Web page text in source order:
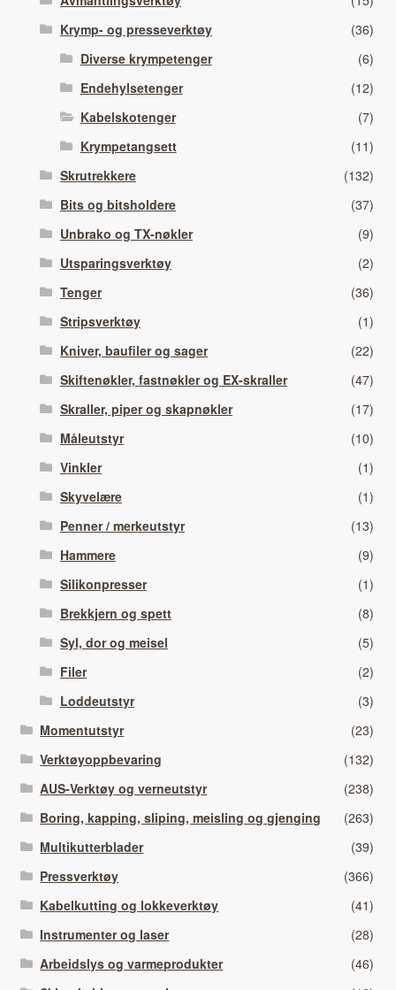
Krymp- og presseverktøy
(36)
Diverse krympetenger
(6)
Endehylsetenger
(12)
Kabelskotenger
(7)
Krympetangsett
(11)
Skrutrekkere
(132)
Bits og bitsholdere
(37)
Unbrako og TX-nøkler
(9)
Utsparingsverktøy
(2)
Tenger
(36)
Stripsverktøy
(1)
Kniver, baufiler og sager
(22)
Skiftenøkler, fastnøkler og EX-skraller
(47)
Skraller, piper og skapnøkler
(17)
Måleutstyr
(10)
Vinkler
(1)
Skyvelære
(1)
Penner / merkeutstyr
(13)
Hammere
(9)
Silikonpresser
(1)
Brekkjern og spett
(8)
Syl, dor og meisel
(5)
Filer
(2)
Loddeutstyr
(3)
Momentutstyr
(23)
Verktøyoppbevaring
(132)
AUS-Verktøy og verneutstyr
(238)
Boring, kapping, sliping, meisling og gjenging
(263)
Multikutterblader
(39)
Pressverktøy
(366)
Kabelkutting og lokkeverktøy
(41)
Instrumenter og laser
(28)
Arbeidslys og varmeprodukter
(46)